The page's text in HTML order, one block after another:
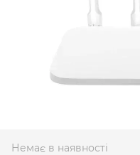
Немає в наявності